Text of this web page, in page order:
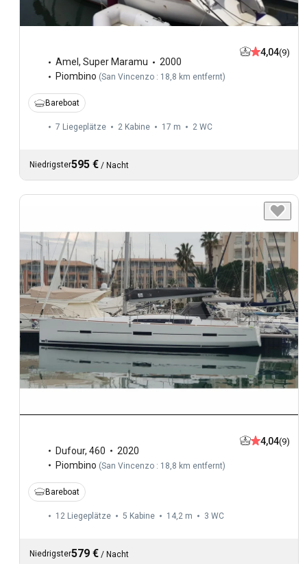
Amel , Super Maramu
2000
Piombino (San Vincenzo : 18,8 km entfernt)
4,04(9)
Bareboat
7 Liegeplätze 2 Kabine 17 m 2 WC
Niedrigster595 € / Nacht
Dufour, 460
2020
Piombino (San Vincenzo : 18,8 km entfernt)
4,04(9)
Bareboat
12 Liegeplätze 5 Kabine 14,2 m 3 WC
Niedrigster579 € / Nacht